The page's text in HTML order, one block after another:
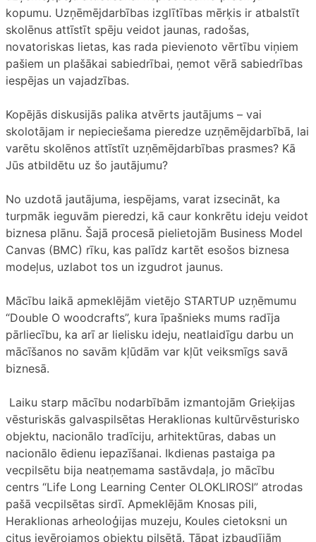
kopumu. Uzņēmējdarbības izglītības mērķis ir atbalstīt
skolēnus attīstīt spēju veidot jaunas, radošas,
novatoriskas lietas, kas rada pievienoto vērtību viņiem
pašiem un plašākai sabiedrībai, ņemot vērā sabiedrības
iespējas un vajadzības.
Kopējās diskusijās palika atvērts jautājums – vai
skolotājam ir nepieciešama pieredze uzņēmējdarbībā, lai
varētu skolēnos attīstīt uzņēmējdarbības prasmes? Kā
Jūs atbildētu uz šo jautājumu?
No uzdotā jautājuma, iespējams, varat izsecināt, ka
turpmāk ieguvām pieredzi, kā caur konkrētu ideju veidot
biznesa plānu. Šajā procesā pielietojām Business Model
Canvas (BMC) rīku, kas palīdz kartēt esošos biznesa
modeļus, uzlabot tos un izgudrot jaunus.
Mācību laikā apmeklējām vietējo STARTUP uzņēmumu
“Double O woodcrafts”, kura īpašnieks mums radīja
pārliecību, ka arī ar lielisku ideju, neatlaidīgu darbu un
mācīšanos no savām kļūdām var kļūt veiksmīgs savā
biznesā.
Laiku starp mācību nodarbībām izmantojām Grieķijas
vēsturiskās galvaspilsētas Heraklionas kultūrvēsturisko
objektu, nacionālo tradīciju, arhitektūras, dabas un
nacionālo ēdienu iepazīšanai. Ikdienas pastaiga pa
vecpilsētu bija neatņemama sastāvdaļa, jo mācību
centrs “Life Long Learning Center OLOKLIROSI” atrodas
pašā vecpilsētas sirdī. Apmeklējām Knosas pili,
Heraklionas arheoloģijas muzeju, Koules cietoksni un
citus ievērojamos objektu pilsētā. Tāpat izbaudījām